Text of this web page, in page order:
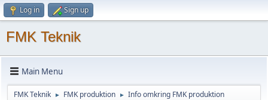
Log in Sign up
FMK Teknik
Main Menu
FMK Teknik ► FMK produktion ► Info omkring FMK produktion